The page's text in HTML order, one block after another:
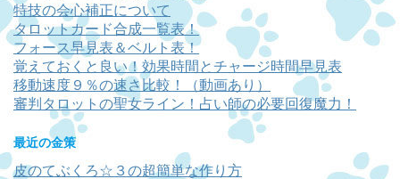
特技の会心補正について
タロットカード合成一覧表！
フォース早見表＆ベルト表！
覚えておくと良い！効果時間とチャージ時間早見表
移動速度９％の速さ比較！（動画あり）
審判タロットの聖女ライン！占い師の必要回復魔力！
最近の金策
皮のてぶくろ☆３の超簡単な作り方